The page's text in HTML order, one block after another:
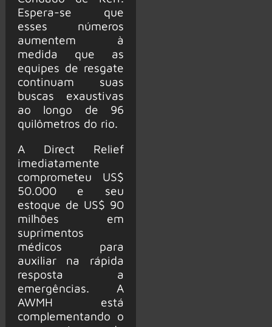
Espera-se que
esses números
aumentem à
medida que as
equipes de resgate
continuam suas
buscas exaustivas
ao longo de 96
quilômetros do rio.
A Direct Relief
imediatamente
comprometeu US$
50.000 e seu
estoque de US$ 90
milhões em
suprimentos
médicos para
auxiliar na rápida
resposta a
emergências. A
AWMH está
complementando o